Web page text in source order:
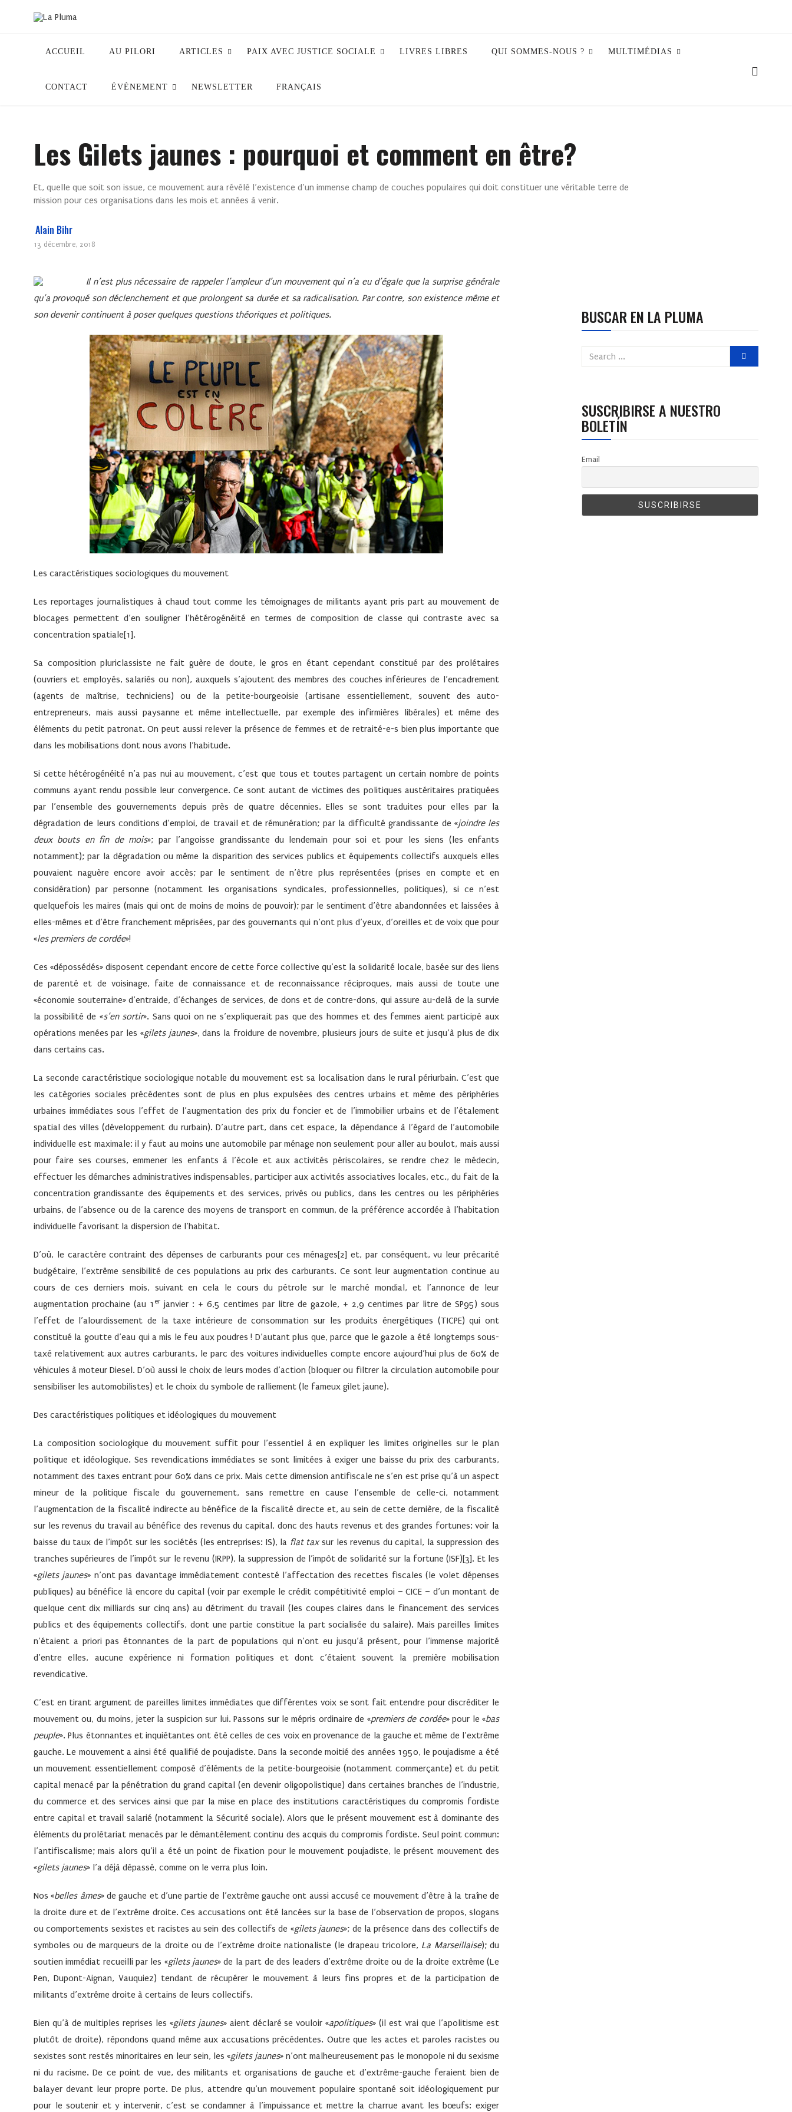
ACCUEIL AU PILORI ARTICLES PAIX AVEC JUSTICE SOCIALE LIVRES LIBRES QUI SOMMES-NOUS ? MULTIMÉDIAS
CONTACT ÉVÉNEMENT NEWSLETTER FRANÇAIS
Les Gilets jaunes : pourquoi et comment en être?
Et, quelle que soit son issue, ce mouvement aura révélé l’existence d’un immense champ de couches populaires qui doit constituer une véritable terre de
mission pour ces organisations dans les mois et années à venir.
Alain Bihr
13 décembre, 2018
Il n’est plus nécessaire de rappeler l’ampleur d’un mouvement qui n’a eu d’égale que la surprise générale
qu’a provoqué son déclenchement et que prolongent sa durée et sa radicalisation. Par contre, son existence même et
son devenir continuent à poser quelques questions théoriques et politiques.
Les caractéristiques sociologiques du mouvement
Les reportages journalistiques à chaud tout comme les témoignages de militants ayant pris part au mouvement de
blocages permettent d’en souligner l’hétérogénéité en termes de composition de classe qui contraste avec sa
concentration spatiale[1].
Sa composition pluriclassiste ne fait guère de doute, le gros en étant cependant constitué par des prolétaires
(ouvriers et employés, salariés ou non), auxquels s’ajoutent des membres des couches inférieures de l’encadrement
(agents de maîtrise, techniciens) ou de la petite-bourgeoisie (artisane essentiellement, souvent des auto-
entrepreneurs, mais aussi paysanne et même intellectuelle, par exemple des infirmières libérales) et même des
éléments du petit patronat. On peut aussi relever la présence de femmes et de retraité-e-s bien plus importante que
dans les mobilisations dont nous avons l’habitude.
Si cette hétérogénéité n’a pas nui au mouvement, c’est que tous et toutes partagent un certain nombre de points
communs ayant rendu possible leur convergence. Ce sont autant de victimes des politiques austéritaires pratiquées
par l’ensemble des gouvernements depuis près de quatre décennies. Elles se sont traduites pour elles par la
dégradation de leurs conditions d’emploi, de travail et de rémunération; par la difficulté grandissante de «joindre les
deux bouts en fin de mois»; par l’angoisse grandissante du lendemain pour soi et pour les siens (les enfants
notamment); par la dégradation ou même la disparition des services publics et équipements collectifs auxquels elles
pouvaient naguère encore avoir accès; par le sentiment de n’être plus représentées (prises en compte et en
considération) par personne (notamment les organisations syndicales, professionnelles, politiques), si ce n’est
quelquefois les maires (mais qui ont de moins de moins de pouvoir); par le sentiment d’être abandonnées et laissées à
elles-mêmes et d’être franchement méprisées, par des gouvernants qui n’ont plus d’yeux, d’oreilles et de voix que pour
«les premiers de cordée»!
Ces «dépossédés» disposent cependant encore de cette force collective qu’est la solidarité locale, basée sur des liens
de parenté et de voisinage, faite de connaissance et de reconnaissance réciproques, mais aussi de toute une
«économie souterraine» d’entraide, d’échanges de services, de dons et de contre-dons, qui assure au-delà de la survie
la possibilité de «s’en sortir». Sans quoi on ne s’expliquerait pas que des hommes et des femmes aient participé aux
opérations menées par les «gilets jaunes», dans la froidure de novembre, plusieurs jours de suite et jusqu’à plus de dix
dans certains cas.
La seconde caractéristique sociologique notable du mouvement est sa localisation dans le rural périurbain. C’est que
les catégories sociales précédentes sont de plus en plus expulsées des centres urbains et même des périphéries
urbaines immédiates sous l’effet de l’augmentation des prix du foncier et de l’immobilier urbains et de l’étalement
spatial des villes (développement du rurbain). D’autre part, dans cet espace, la dépendance à l’égard de l’automobile
individuelle est maximale: il y faut au moins une automobile par ménage non seulement pour aller au boulot, mais aussi
pour faire ses courses, emmener les enfants à l’école et aux activités périscolaires, se rendre chez le médecin,
effectuer les démarches administratives indispensables, participer aux activités associatives locales, etc., du fait de la
concentration grandissante des équipements et des services, privés ou publics, dans les centres ou les périphéries
urbains, de l’absence ou de la carence des moyens de transport en commun, de la préférence accordée à l’habitation
individuelle favorisant la dispersion de l’habitat.
D’où, le caractère contraint des dépenses de carburants pour ces ménages[2] et, par conséquent, vu leur précarité
budgétaire, l’extrême sensibilité de ces populations au prix des carburants. Ce sont leur augmentation continue au
cours de ces derniers mois, suivant en cela le cours du pétrole sur le marché mondial, et l’annonce de leur
augmentation prochaine (au 1 er janvier : + 6,5 centimes par litre de gazole, + 2,9 centimes par litre de SP95) sous
l’effet de l’alourdissement de la taxe intérieure de consommation sur les produits énergétiques (TICPE) qui ont
constitué la goutte d’eau qui a mis le feu aux poudres ! D’autant plus que, parce que le gazole a été longtemps sous-
taxé relativement aux autres carburants, le parc des voitures individuelles compte encore aujourd’hui plus de 60% de
véhicules à moteur Diesel. D’où aussi le choix de leurs modes d’action (bloquer ou filtrer la circulation automobile pour
sensibiliser les automobilistes) et le choix du symbole de ralliement (le fameux gilet jaune).
Des caractéristiques politiques et idéologiques du mouvement
La composition sociologique du mouvement suffit pour l’essentiel à en expliquer les limites originelles sur le plan
politique et idéologique. Ses revendications immédiates se sont limitées à exiger une baisse du prix des carburants,
notamment des taxes entrant pour 60% dans ce prix. Mais cette dimension antifiscale ne s’en est prise qu’à un aspect
mineur de la politique fiscale du gouvernement, sans remettre en cause l’ensemble de celle-ci, notamment
l’augmentation de la fiscalité indirecte au bénéfice de la fiscalité directe et, au sein de cette dernière, de la fiscalité
sur les revenus du travail au bénéfice des revenus du capital, donc des hauts revenus et des grandes fortunes: voir la
baisse du taux de l’impôt sur les sociétés (les entreprises: IS), la flat taxsur les revenus du capital, la suppression des
tranches supérieures de l’impôt sur le revenu (IRPP), la suppression de l’impôt de solidarité sur la fortune (ISF)[3]. Et les
«gilets jaunes» n’ont pas davantage immédiatement contesté l’affectation des recettes fiscales (le volet dépenses
publiques) au bénéfice là encore du capital (voir par exemple le crédit compétitivité emploi – CICE – d’un montant de
quelque cent dix milliards sur cinq ans) au détriment du travail (les coupes claires dans le financement des services
publics et des équipements collectifs, dont une partie constitue la part socialisée du salaire). Mais pareilles limites
n’étaient a priori pas étonnantes de la part de populations qui n’ont eu jusqu’à présent, pour l’immense majorité
d’entre elles, aucune expérience ni formation politiques et dont c’étaient souvent la première mobilisation
revendicative.
C’est en tirant argument de pareilles limites immédiates que différentes voix se sont fait entendre pour discréditer le
mouvement ou, du moins, jeter la suspicion sur lui. Passons sur le mépris ordinaire de «premiers de cordée» pour le «bas
peuple». Plus étonnantes et inquiétantes ont été celles de ces voix en provenance de la gauche et même de l’extrême
gauche. Le mouvement a ainsi été qualifié de poujadiste. Dans la seconde moitié des années 1950, le poujadisme a été
un mouvement essentiellement composé d’éléments de la petite-bourgeoisie (notamment commerçante) et du petit
capital menacé par la pénétration du grand capital (en devenir oligopolistique) dans certaines branches de l’industrie,
du commerce et des services ainsi que par la mise en place des institutions caractéristiques du compromis fordiste
entre capital et travail salarié (notamment la Sécurité sociale). Alors que le présent mouvement est à dominante des
éléments du prolétariat menacés par le démantèlement continu des acquis du compromis fordiste. Seul point commun:
l’antifiscalisme; mais alors qu’il a été un point de fixation pour le mouvement poujadiste, le présent mouvement des
«gilets jaunes» l’a déjà dépassé, comme on le verra plus loin.
Nos «belles âmes» de gauche et d’une partie de l’extrême gauche ont aussi accusé ce mouvement d’être à la traîne de
la droite dure et de l’extrême droite. Ces accusations ont été lancées sur la base de l’observation de propos, slogans
ou comportements sexistes et racistes au sein des collectifs de «gilets jaunes»; de la présence dans des collectifs de
symboles ou de marqueurs de la droite ou de l’extrême droite nationaliste (le drapeau tricolore, La Marseillaise); du
soutien immédiat recueilli par les «gilets jaunes» de la part de des leaders d’extrême droite ou de la droite extrême (Le
Pen, Dupont-Aignan, Vauquiez) tendant de récupérer le mouvement à leurs fins propres et de la participation de
militants d’extrême droite à certains de leurs collectifs.
Bien qu’à de multiples reprises les «gilets jaunes» aient déclaré se vouloir «apolitiques» (il est vrai que l’apolitisme est
plutôt de droite), répondons quand même aux accusations précédentes. Outre que les actes et paroles racistes ou
sexistes sont restés minoritaires en leur sein, les «gilets jaunes» n’ont malheureusement pas le monopole ni du sexisme
ni du racisme. De ce point de vue, des militants et organisations de gauche et d’extrême-gauche feraient bien de
balayer devant leur propre porte. De plus, attendre qu’un mouvement populaire spontané soit idéologiquement pur
pour le soutenir et y intervenir, c’est se condamner à l’impuissance et mettre la charrue avant les bœufs: exiger
BUSCAR EN LA PLUMA
SUSCRIBIRSE A NUESTRO
BOLETÍN
Email